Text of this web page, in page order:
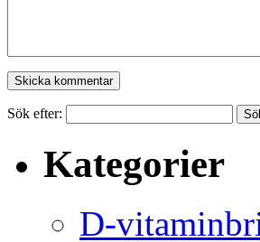
Sök efter:
Kategorier
D-